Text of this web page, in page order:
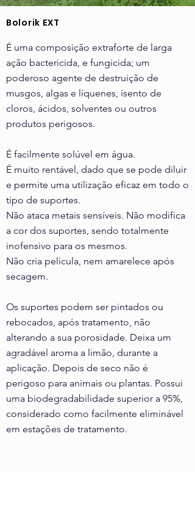
Bolorik EXT
É uma composição extraforte de larga
ação bactericida, e fungicida; um
poderoso agente de destruição de
musgos, algas e líquenes, isento de
cloros, ácidos, solventes ou outros
produtos perigosos.
É facilmente solúvel em água.
É muito rentável, dado que se pode diluir
e permite uma utilização eficaz em todo o
tipo de suportes.
Não ataca metais sensíveis. Não modifica
a cor dos suportes, sendo totalmente
inofensivo para os mesmos.
Não cria película, nem amarelece após
secagem.
Os suportes podem ser pintados ou
rebocados, após tratamento, não
alterando a sua porosidade. Deixa um
agradável aroma a limão, durante a
aplicação. Depois de seco não é
perigoso para animais ou plantas. Possui
uma biodegradabilidade superior a 95%,
considerado como facilmente eliminável
em estações de tratamento.